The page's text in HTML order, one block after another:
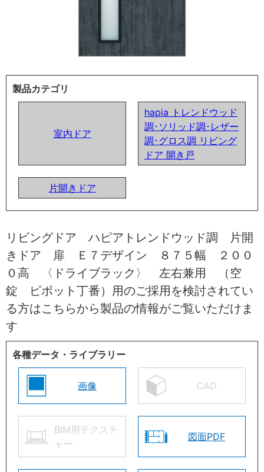
製品カテゴリ
室内ドア
hapia トレンドウッド
調･ソリッド調･レザー
調･グロス調 リビング
ドア 開き戸
片開きドア
リビングドア ハピアトレンドウッド調 片開
きドア 扉 Ｅ７デザイン ８７５幅 ２００
０高 〈ドライブラック〉 左右兼用 （空
錠 ピボット丁番）用のご採用を検討されてい
る方はこちらから製品の情報がご覧いただけま
す
各種データ・ライブラリー
画像 CAD
BIM用テクスチ
ャー
図面PDF